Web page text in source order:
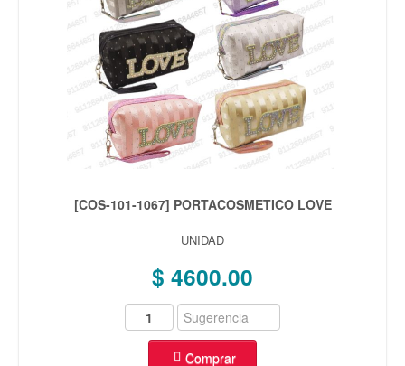
[COS-101-1067] PORTACOSMETICO LOVE
UNIDAD
$ 4600.00
Comprar